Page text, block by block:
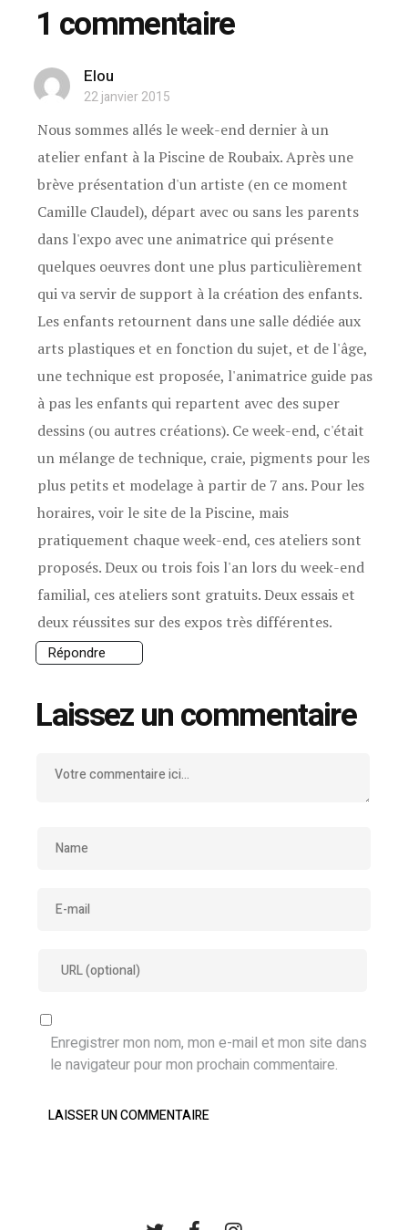
1 commentaire
Elou
22 janvier 2015
Nous sommes allés le week-end dernier à un
atelier enfant à la Piscine de Roubaix. Après une
brève présentation d'un artiste (en ce moment
Camille Claudel), départ avec ou sans les parents
dans l'expo avec une animatrice qui présente
quelques oeuvres dont une plus particulièrement
qui va servir de support à la création des enfants.
Les enfants retournent dans une salle dédiée aux
arts plastiques et en fonction du sujet, et de l'âge,
une technique est proposée, l'animatrice guide pas
à pas les enfants qui repartent avec des super
dessins (ou autres créations). Ce week-end, c'était
un mélange de technique, craie, pigments pour les
plus petits et modelage à partir de 7 ans. Pour les
horaires, voir le site de la Piscine, mais
pratiquement chaque week-end, ces ateliers sont
proposés. Deux ou trois fois l'an lors du week-end
familial, ces ateliers sont gratuits. Deux essais et
deux réussites sur des expos très différentes.
Répondre
Laissez un commentaire
Enregistrer mon nom, mon e-mail et mon site dans
le navigateur pour mon prochain commentaire.